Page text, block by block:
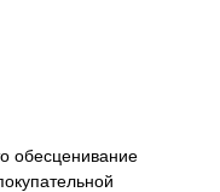
обесценивание